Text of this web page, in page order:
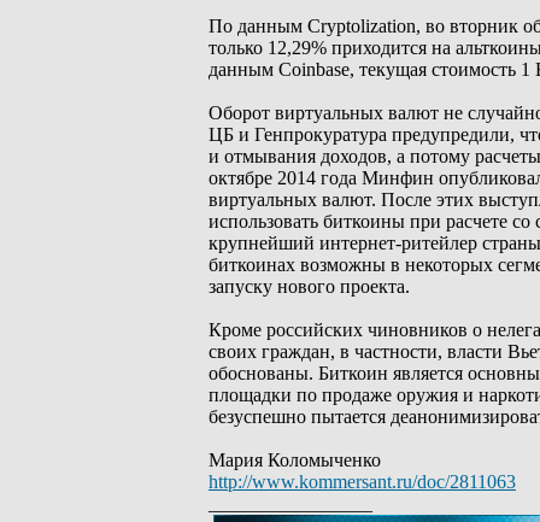
По данным Cryptolization, во вторник
только 12,29% приходится на
данным Coinbase, текущая стоимость 1
Оборот виртуальных валют не
ЦБ и Генпрокуратура предупредили,
и отмывания доходов, а потому
октябре 2014 года Минфин
виртуальных валют. После этих
использовать биткоины при расчете
крупнейший интернет-ритейлер
биткоинах возможны в некоторых
запуску нового проекта.
Кроме российских чиновников о
своих граждан, в частности, власти
обоснованы. Биткоин является
площадки по продаже оружия и
безуспешно пытается
Мария Коломыченко
http://www.kommersant.ru/doc/2811063